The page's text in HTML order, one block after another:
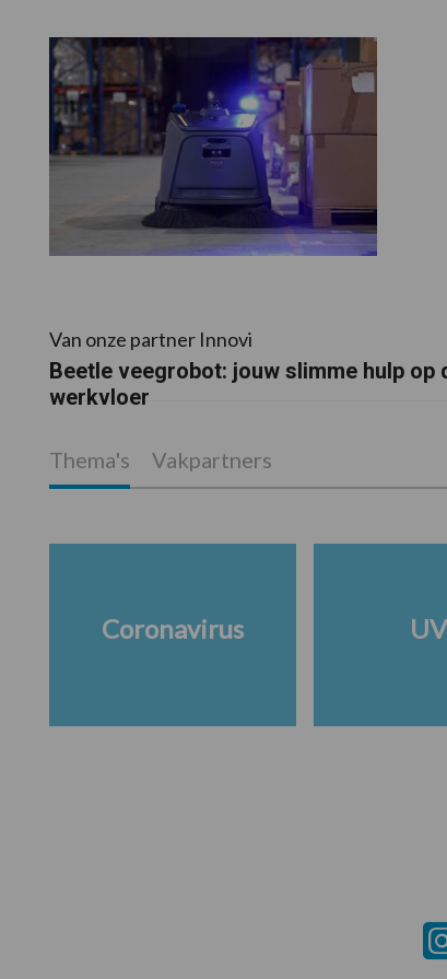
Van onze partner Innovi
Beetle veegrobot: jouw slimme hulp op
werkvloer
Thema's Vakpartners
Coronavirus